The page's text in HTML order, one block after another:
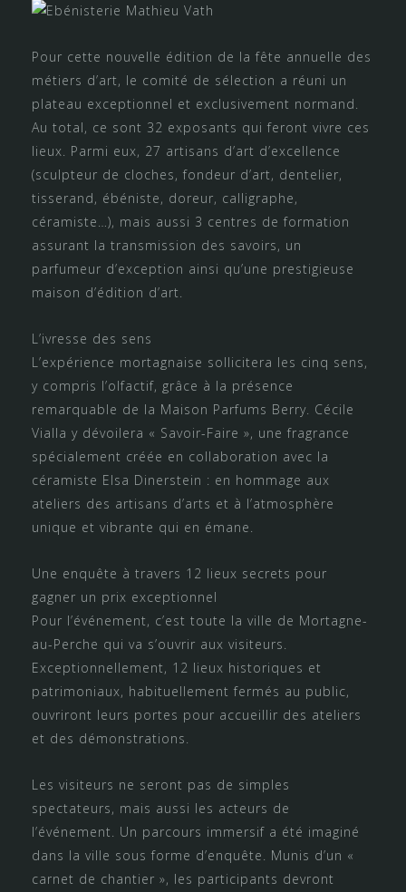
Pour cette nouvelle édition de la fête annuelle des
métiers d’art, le comité de sélection a réuni un
plateau exceptionnel et exclusivement normand.
Au total, ce sont 32 exposants qui feront vivre ces
lieux. Parmi eux, 27 artisans d’art d’excellence
(sculpteur de cloches, fondeur d’art, dentelier,
tisserand, ébéniste, doreur, calligraphe,
céramiste…), mais aussi 3 centres de formation
assurant la transmission des savoirs, un
parfumeur d’exception ainsi qu’une prestigieuse
maison d’édition d’art.
L’ivresse des sens
L’expérience mortagnaise sollicitera les cinq sens,
y compris l’olfactif, grâce à la présence
remarquable de la Maison Parfums Berry. Cécile
Vialla y dévoilera « Savoir-Faire », une fragrance
spécialement créée en collaboration avec la
céramiste Elsa Dinerstein : en hommage aux
ateliers des artisans d’arts et à l’atmosphère
unique et vibrante qui en émane.
Une enquête à travers 12 lieux secrets pour
gagner un prix exceptionnel
Pour l’événement, c’est toute la ville de Mortagne-
au-Perche qui va s’ouvrir aux visiteurs.
Exceptionnellement, 12 lieux historiques et
patrimoniaux, habituellement fermés au public,
ouvriront leurs portes pour accueillir des ateliers
et des démonstrations.
Les visiteurs ne seront pas de simples
spectateurs, mais aussi les acteurs de
l’événement. Un parcours immersif a été imaginé
dans la ville sous forme d’enquête. Munis d’un «
carnet de chantier », les participants devront